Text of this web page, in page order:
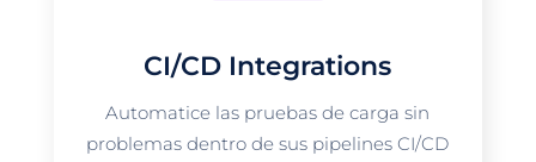
CI/CD Integrations
Automatice las pruebas de carga sin
problemas dentro de sus pipelines CI/CD